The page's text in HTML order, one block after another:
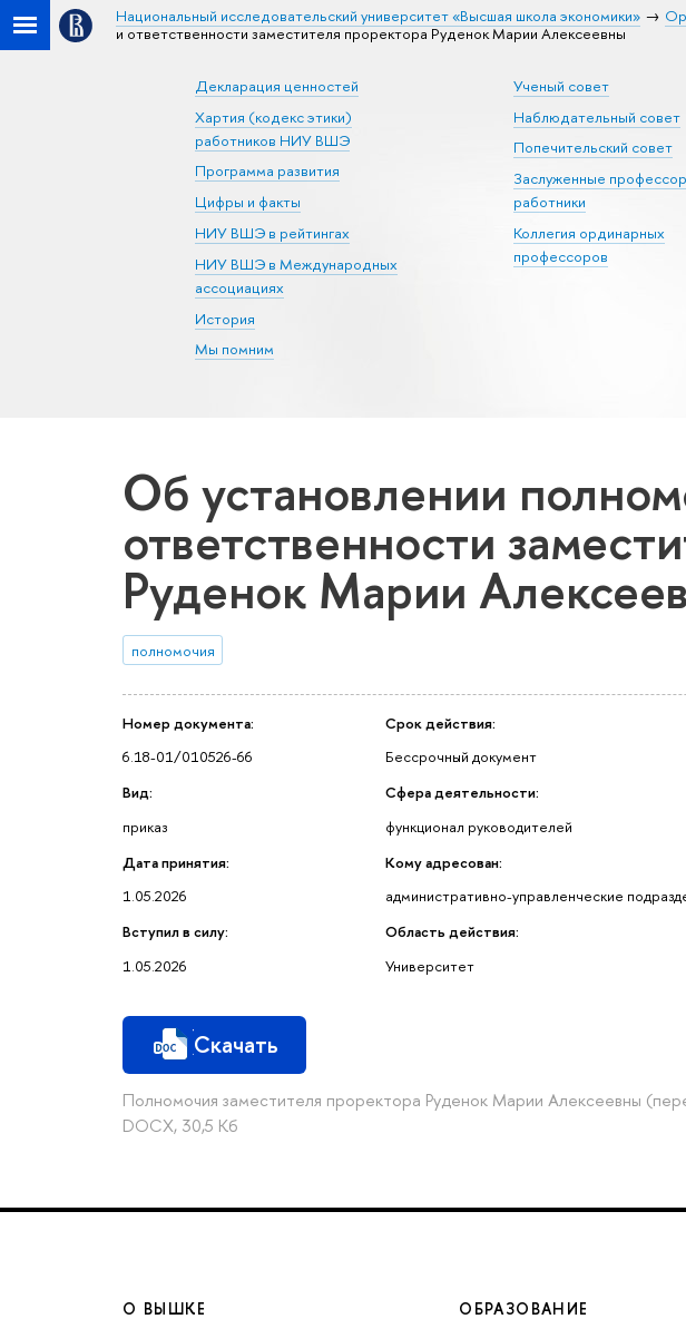
Национальный исследовательский университет «Высшая школа экономики»
и ответственности заместителя проректора Руденок Марии Алексеевны
Декларация ценностей
Хартия (кодекс этики)
работников НИУ ВШЭ
Программа развития
Цифры и факты
НИУ ВШЭ в рейтингах
НИУ ВШЭ в Международных
ассоциациях
История
Мы помним
Ученый совет
Наблюдательный совет
Попечительский совет
Заслуженные
работники
Коллегия ординарных
профессоров
Об установлении
ответственности
Руденок Марии
полномочия
Номер документа:
6.18-01/010526-66
Вид:
приказ
Дата принятия:
1.05.2026
Вступил в силу:
1.05.2026
Срок действия:
Бессрочный документ
Сфера деятельности:
функционал руководителей
Кому адресован:
административно-управленческие
Область действия:
Университет
Скачать
Полномочия заместителя проректора Руденок Марии Алексеевны
DOCX, 30,5 Кб
О ВЫШКЕ
ОБРАЗОВАНИЕ